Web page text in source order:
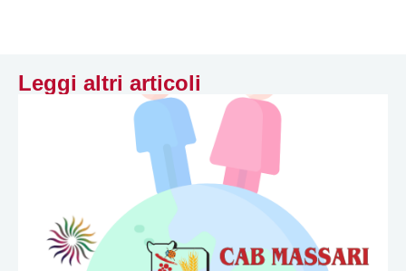
Leggi altri articoli